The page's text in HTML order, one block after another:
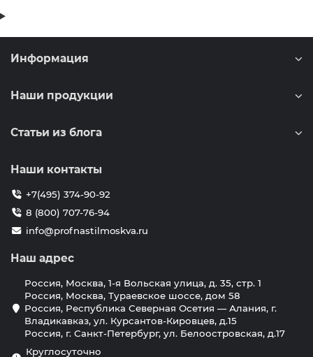
Информация
Наши продукции
Статьи из блога
Наши контакты
+7(495) 374-90-92
8 (800) 707-76-94
info@profnastilmoskva.ru
Наш адрес
Россия, Москва, 1-я Вольская улица, д. 35, стр. 1
Россия, Москва, Тураевское шоссе, дом 58
Россия, Республика Северная Осетия — Алания, г.
Владикавказ, ул. Курсантов-Кировцев, д.15
Россия, г. Санкт-Петербург, ул. Белоостровская, д.17
Круглосуточно